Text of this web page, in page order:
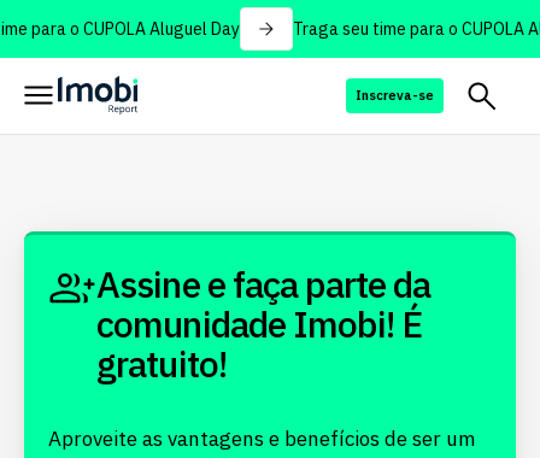
para o CUPOLA Aluguel Day Traga seu time para o CUPOLA
Inscreva-se
Assine e faça parte da
comunidade Imobi! É
gratuito!
Aproveite as vantagens e benefícios de ser um